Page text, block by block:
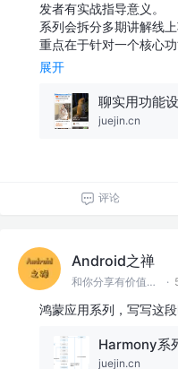
发者有实战指导意义。
系列会拆分多期讲解线
重点在于针对一个核心
展开
juejin.cn
评论
Android之禅
和你分享有价值有思考的技术文章 @微信 Ming_Lyan ·
鸿蒙应用系列，写写这
Harmony系
juejin.cn